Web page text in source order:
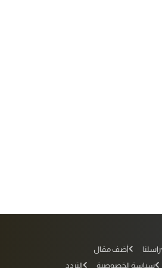
راسلنا
أضف مقال
سياسة الخصوصية التردد